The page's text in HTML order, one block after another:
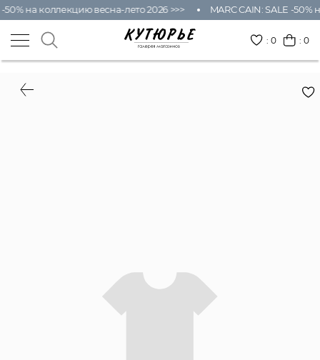
50% на коллекцию весна-лето 2026 >>> MARC CAIN: SALE -50%
:0 : 0